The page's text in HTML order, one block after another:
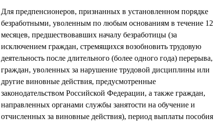
Для предпенсионеров, признанных в установленном порядке
безработными, уволенным по любым основаниям в течение 12
месяцев, предшествовавших началу безработицы (за
исключением граждан, стремящихся возобновить трудовую
деятельность после длительного (более одного года) перерыва,
граждан, уволенных за нарушение трудовой дисциплины или
другие виновные действия, предусмотренные
законодательством Российской Федерации, а также граждан,
направленных органами службы занятости на обучение и
отчисленных за виновные действия), период выплаты пособия